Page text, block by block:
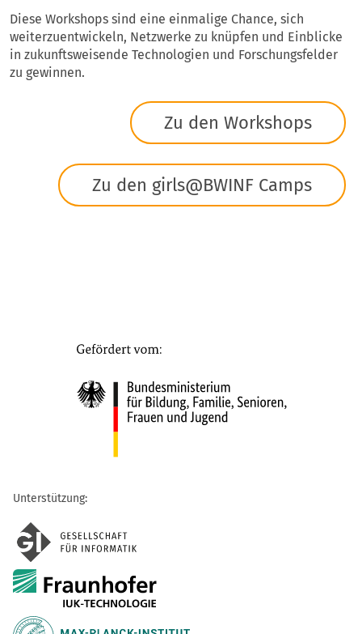
Diese Workshops sind eine einmalige Chance, sich
weiterzuentwickeln, Netzwerke zu knüpfen und Einblicke
in zukunftsweisende Technologien und Forschungsfelder
zu gewinnen.
Zu den Workshops
Zu den girls@BWINF Camps
Unterstützung: